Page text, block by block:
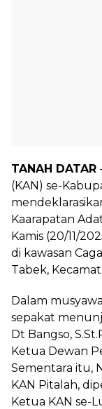
TANAH DATAR
(KAN) se-
Kaarapatan
Kamis (20/11/
di kawasan
Tabek,
Dalam
sepakat
Dt Bangso,
Ketua Dewan
Sementara itu,
KAN Pitalah,
Ketua KAN se-